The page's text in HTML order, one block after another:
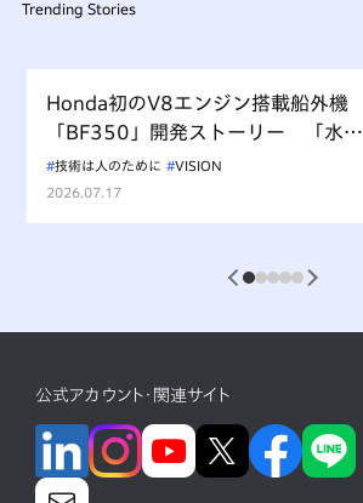
Trending Stories
Honda初のV8エンジン搭載船外機
「BF350」開発ストーリー 「水上
を走るもの、水を汚すべからず」を
受け継ぐ挑戦
技術は人のために
VISION
2026.07.17
1 2 3 4 5
公式アカウント・関連サイト